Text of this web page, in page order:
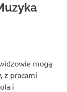
mogą
z pracami
i